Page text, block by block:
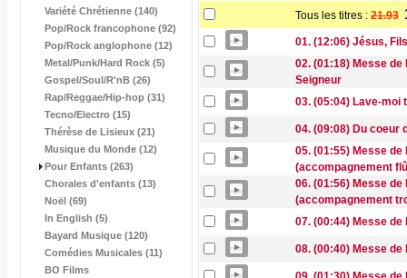
Variété Chrétienne (140)
Pop/Rock francophone (92)
Pop/Rock anglophone (12)
Metal/Punk/Hard Rock (5)
Gospel/Soul/R'nB (26)
Rap/Reggae/Hip-hop (31)
Tecno/Electro (15)
Thérèse de Lisieux (21)
Musique du Monde (12)
Pour Enfants (263)
Chorales d'enfants (13)
Noël (69)
In English (5)
Bayard Musique (120)
Comédies Musicales (11)
BO Films
Tous les titres : 21.93
01. (12:06) Jésus,
02. (01:18) Messe
Seigneur
03. (05:04) Lave-moi
04. (09:08) Du coeur
05. (01:55) Messe
(accompagnement
06. (01:56) Messe
(accompagnement
07. (00:44) Messe
08. (00:40) Messe